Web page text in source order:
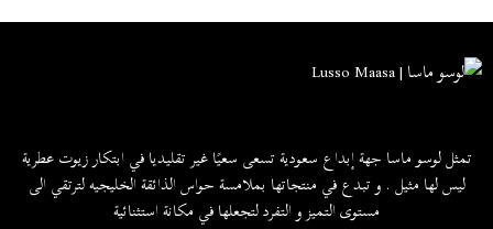
تمثل لوسو ماسا جهة إبداع سعودية تسعى سعيًا غير تقليديا في ابتكار زيوت عطرية
ليس لها مثيل . و تبدع في منتجاتها بملامسة حواس الذائقة الخليجيه لترتقي الى
مستوى التميز و التفرد لتجعلها في مكانة استثنائية